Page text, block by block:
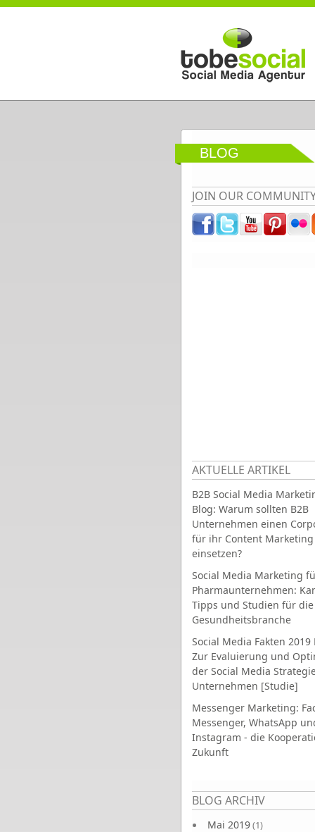
Direkt zum Inhalt
BLOG
JOIN OUR
AKTUELLE ARTIKEL
B2B Social Media
Blog: Warum sollten B2B
Unternehmen einen
für ihr Content Marketing
einsetzen?
Social Media Marketing
Pharmaunternehmen:
Tipps und Studien für die
Gesundheitsbranche
Social Media Fakten 2019
Zur Evaluierung und
der Social Media
Unternehmen [Studie]
Messenger Marketing:
Messenger, WhatsApp
Instagram - die
Zukunft
BLOG ARCHIV
Mai 2019(1)
Seiten